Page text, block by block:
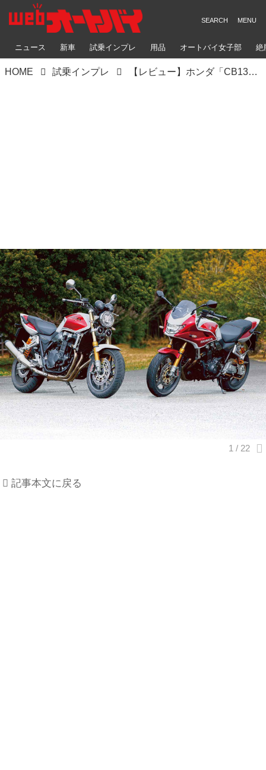
ニュース 新車 試乗インプレ 用品 オートバイ女子部 絶
HOME 試乗インプレ 【レビュー】ホンダ「CB1300SF」「CB1300SB」のファイナルエディションを徹底インプレ｜プロジェクトBIG-1の最後を飾る特別仕様
記事本文に戻る